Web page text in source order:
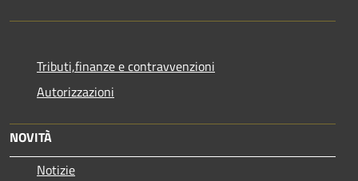
Tributi,finanze e contravvenzioni
Autorizzazioni
NOVITÀ
Notizie